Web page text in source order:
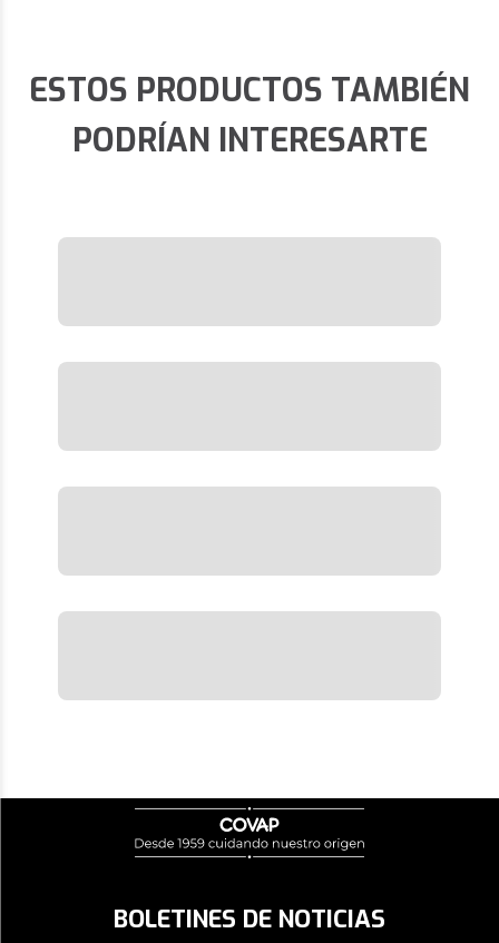
ESTOS PRODUCTOS TAMBIÉN
PODRÍAN INTERESARTE
BOLETINES DE NOTICIAS